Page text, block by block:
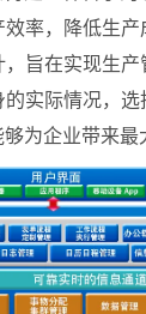
率，降低生
旨在实现生
实际情况，选
为企业带来最